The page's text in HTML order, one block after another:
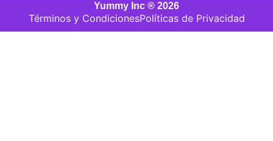
Yummy Inc ® 2026
Términos y CondicionesPolíticas de Privacidad